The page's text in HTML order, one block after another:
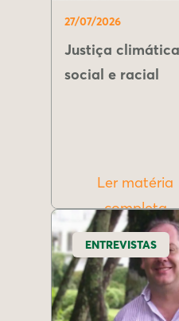
27/07/2026
Justiça
social e racial
Ler matéria
completa
ENTREVISTAS